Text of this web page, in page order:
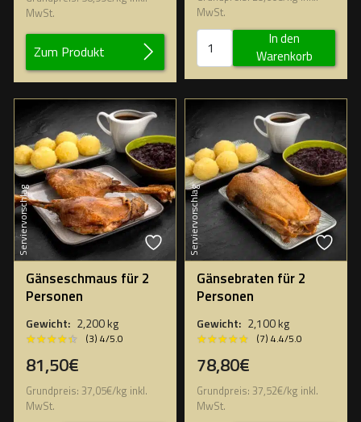
MwSt.
Zum Produkt
MwSt.
In den
Warenkorb
Serviervorschlag
Gänseschmaus für 2
Personen
Gewicht: 2,200 kg
★★★★★
★★★★★ (3) 4/5.0
81,50€
Grundpreis: 37,05€/kg inkl.
MwSt.
Serviervorschlag
Gänsebraten für 2
Personen
Gewicht: 2,100 kg
★★★★★
★★★★★ (7) 4.4/5.0
78,80€
Grundpreis: 37,52€/kg inkl.
MwSt.